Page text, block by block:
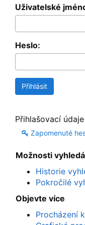
Uživatelské
Heslo:
Přihlašovací
Zapomenuté
Možnosti
Historie
Pokročilé
Objevte více
Procházení